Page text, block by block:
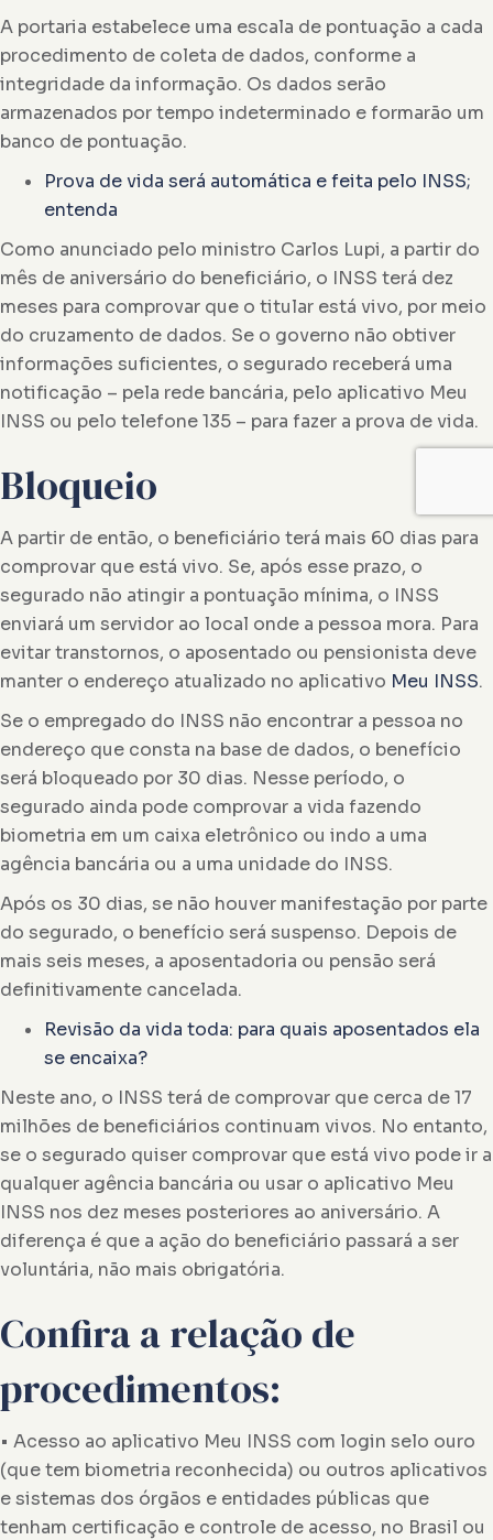
A portaria estabelece uma escala de pontuação a cada
procedimento de coleta de dados, conforme a
integridade da informação. Os dados serão
armazenados por tempo indeterminado e formarão um
banco de pontuação.
Prova de vida será automática e feita pelo INSS;
entenda
Como anunciado pelo ministro Carlos Lupi, a partir do
mês de aniversário do beneficiário, o INSS terá dez
meses para comprovar que o titular está vivo, por meio
do cruzamento de dados. Se o governo não obtiver
informações suficientes, o segurado receberá uma
notificação – pela rede bancária, pelo aplicativo Meu
INSS ou pelo telefone 135 – para fazer a prova de vida.
Bloqueio
A partir de então, o beneficiário terá mais 60 dias para
comprovar que está vivo. Se, após esse prazo, o
segurado não atingir a pontuação mínima, o INSS
enviará um servidor ao local onde a pessoa mora. Para
evitar transtornos, o aposentado ou pensionista deve
manter o endereço atualizado no aplicativo Meu INSS.
Se o empregado do INSS não encontrar a pessoa no
endereço que consta na base de dados, o benefício
será bloqueado por 30 dias. Nesse período, o
segurado ainda pode comprovar a vida fazendo
biometria em um caixa eletrônico ou indo a uma
agência bancária ou a uma unidade do INSS.
Após os 30 dias, se não houver manifestação por parte
do segurado, o benefício será suspenso. Depois de
mais seis meses, a aposentadoria ou pensão será
definitivamente cancelada.
Revisão da vida toda: para quais aposentados ela
se encaixa?
Neste ano, o INSS terá de comprovar que cerca de 17
milhões de beneficiários continuam vivos. No entanto,
se o segurado quiser comprovar que está vivo pode ir a
qualquer agência bancária ou usar o aplicativo Meu
INSS nos dez meses posteriores ao aniversário. A
diferença é que a ação do beneficiário passará a ser
voluntária, não mais obrigatória.
Confira a relação de
procedimentos:
• Acesso ao aplicativo Meu INSS com login selo ouro
(que tem biometria reconhecida) ou outros aplicativos
e sistemas dos órgãos e entidades públicas que
tenham certificação e controle de acesso, no Brasil ou